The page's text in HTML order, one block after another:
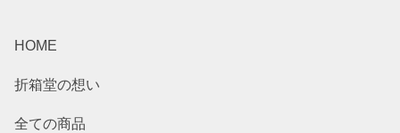
HOME
折箱堂の想い
全ての商品